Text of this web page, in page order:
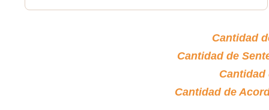
Cantidad
Cantidad de
Cantidad
Cantidad de